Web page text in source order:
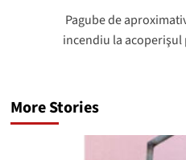
Pagube de
incendiu la
More Stories